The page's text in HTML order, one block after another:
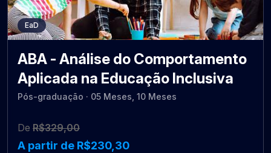
EaD
ABA - Análise do Comportamento
Aplicada na Educação Inclusiva
Pós-graduação · 05 Meses, 10 Meses
De R$329,00
A partir de R$230,30